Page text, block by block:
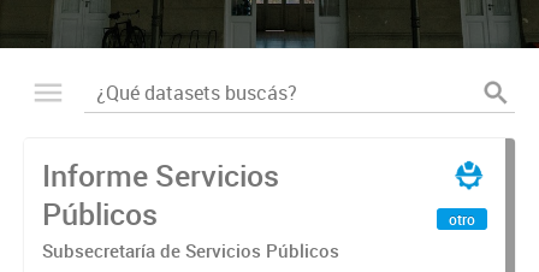
Informe Servicios
Públicos
Subsecretaría de Servicios Públicos
otro